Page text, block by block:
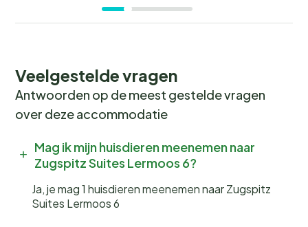
Veelgestelde vragen
Antwoorden op de meest gestelde vragen
over deze accommodatie
Mag ik mijn huisdieren meenemen naar
Zugspitz Suites Lermoos 6?
Ja, je mag 1 huisdieren meenemen naar Zugspitz
Suites Lermoos 6